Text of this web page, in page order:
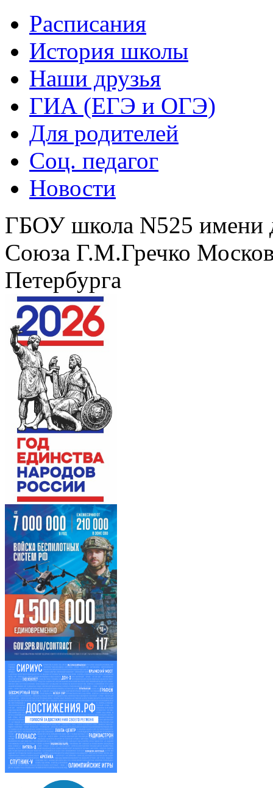
Расписания
История школы
Наши друзья
ГИА (ЕГЭ и ОГЭ)
Для родителей
Соц. педагог
Новости
ГБОУ школа N525 имени
Союза Г.М.Гречко
Петербурга